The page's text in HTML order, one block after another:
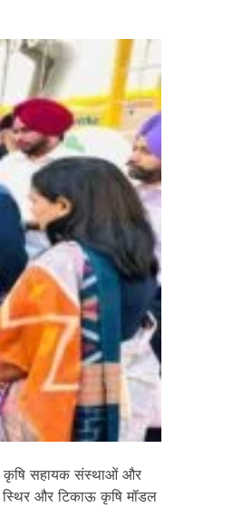
कृषि सहायक संस्थाओं और
और टिकाऊ कृषि मॉडल